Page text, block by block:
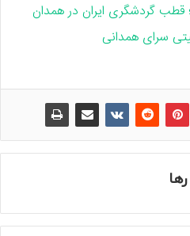
قطب گردشگری ایران در همدان
سرای همدانی
رها